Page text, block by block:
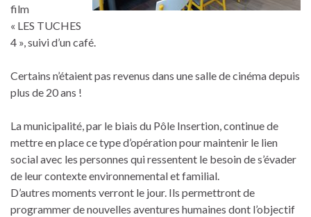
film
« LES TUCHES
4 », suivi d’un café.
Certains n’étaient pas revenus dans une salle de cinéma depuis
plus de 20 ans !
La municipalité, par le biais du Pôle Insertion, continue de
mettre en place ce type d’opération pour maintenir le lien
social avec les personnes qui ressentent le besoin de s’évader
de leur contexte environnemental et familial.
D’autres moments verront le jour. Ils permettront de
programmer de nouvelles aventures humaines dont l’objectif